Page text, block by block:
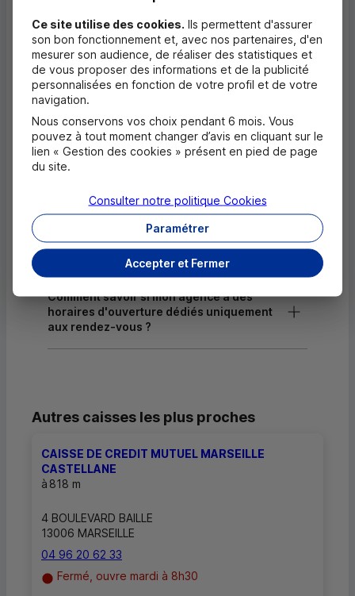
Dépôt valorisé de chèques EUR
Dépôt de chèques EUR
Equipement pour déficients visuels
Masquer
Questions fréquentes
l'ouverture d'un compte pour un majeur ?
Où trouver les numéros d'urgence ?
Comment savoir si mon agence a des
horaires d'ouverture dédiés uniquement
aux rendez-vous ?
Autres caisses les plus proches
CAISSE DE CREDIT MUTUEL MARSEILLE
CASTELLANE
à 818 m
4 BOULEVARD BAILLE
13006 MARSEILLE
04 96 20 62 33
Fermé, ouvre mardi à 8h30
Ce site utilise des cookies. Ils permettent d'assurer
son bon fonctionnement et, avec nos partenaires, d'en
mesurer son audience, de réaliser des statistiques et
de vous proposer des informations et de la publicité
personnalisées en fonction de votre profil et de votre
navigation.
Nous conservons vos choix pendant 6 mois. Vous
pouvez à tout moment changer d’avis en cliquant sur le
lien « Gestion des cookies » présent en pied de page
du site.
Accepter et Fermer
Paramétrer
Consulter notre politique Cookies